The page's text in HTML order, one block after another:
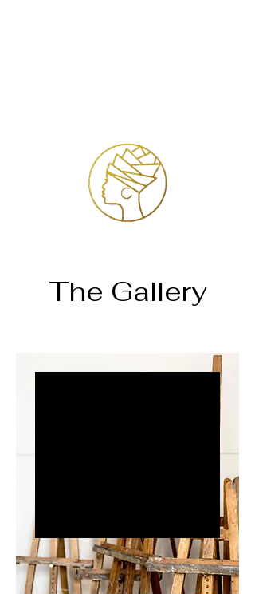
The Gallery
about, connect with your
audience and draw
attention to your products.